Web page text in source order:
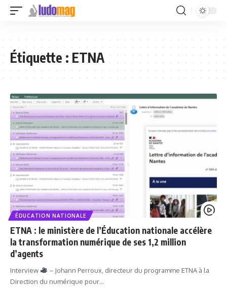
Étiquette :ETNA
ÉDUCATION NATIONALE
ETNA : le ministère de l’Éducation nationale accélère
la transformation numérique de ses 1,2 million
d’agents
Interview
– Johann Perroux, directeur du programme ETNA à la
Direction du numérique pour…